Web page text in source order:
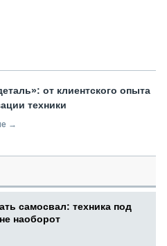
от клиентского опыта
техники
→
самосвал: техника под
наоборот